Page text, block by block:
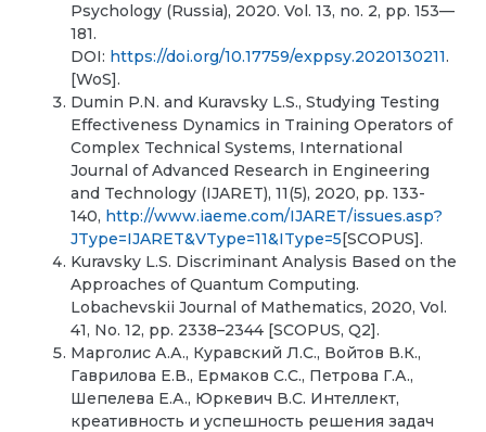
Psychology (Russia), 2020. Vol. 13, no. 2, pp. 153—
181.
DOI: https://doi.org/10.17759/exppsy.2020130211.
[WoS].
Dumin P.N. and Kuravsky L.S., Studying Testing
Effectiveness Dynamics in Training Operators of
Complex Technical Systems, International
Journal of Advanced Research in Engineering
and Technology (IJARET), 11(5), 2020, pp. 133-
140, http://www.iaeme.com/IJARET/issues.asp?
JType=IJARET&VType=11&IType=5[SCOPUS].
Kuravsky L.S. Discriminant Analysis Based on the
Approaches of Quantum Computing.
Lobachevskii Journal of Mathematics, 2020, Vol.
41, No. 12, pp. 2338–2344 [SCOPUS, Q2].
Марголис А.А., Куравский Л.С., Войтов В.К.,
Гаврилова Е.В., Ермаков С.С., Петрова Г.А.,
Шепелева Е.А., Юркевич В.С. Интеллект,
креативность и успешность решения задач